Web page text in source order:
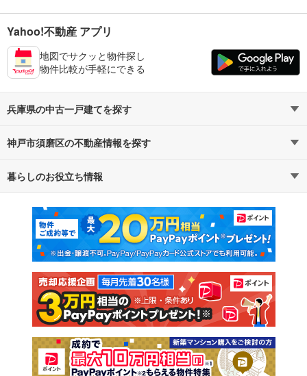
Yahoo!不動産 アプリ
地図でサクッと物件探し
物件比較が手軽にできる
兵庫県の中古一戸建てを探す
路線・駅から探す
通勤・通学時間から探す
神戸市須磨区の不動産情報を探す
不動産・住宅
新築マンション 中古マンション
新築一戸建て 中古一戸建て
注文住宅 土地
売却査定
暮らしのお役立ち情報
マンションカタログ 教えて！住まいの先生